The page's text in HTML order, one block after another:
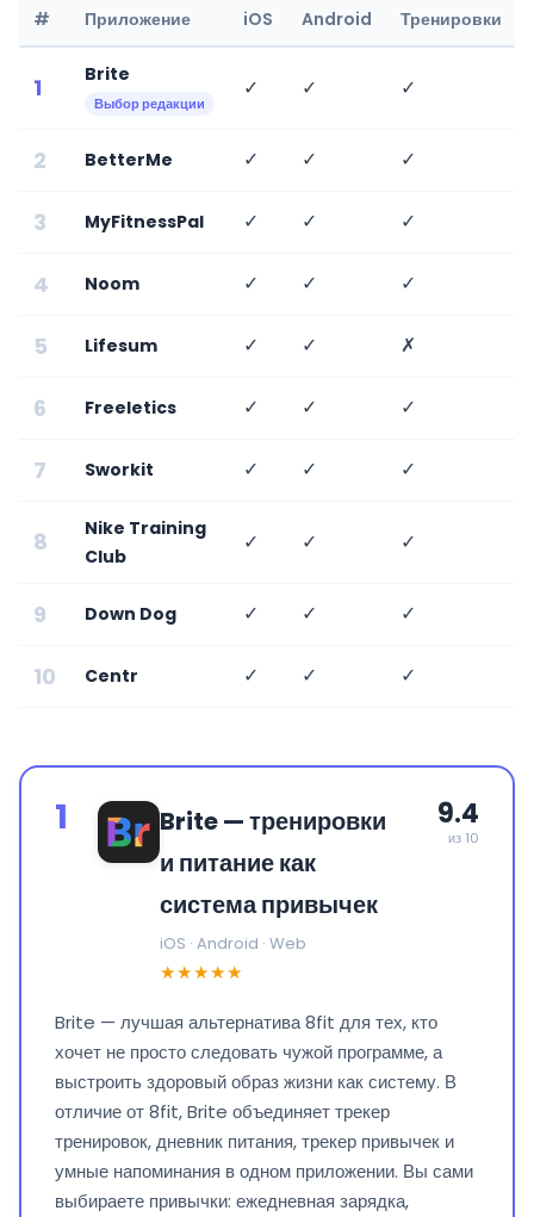
# Приложение iOS Android Тренировки
1 Brite
Выбор редакции
✓ ✓ ✓
2 BetterMe ✓ ✓ ✓
3 MyFitnessPal ✓ ✓ ✓
4 Noom ✓ ✓ ✓
5 Lifesum ✓ ✓ ✗
6 Freeletics ✓ ✓ ✓
7 Sworkit ✓ ✓ ✓
8
Nike Training
Club
✓ ✓ ✓
9 Down Dog ✓ ✓ ✓
10 Centr ✓ ✓ ✓
1
Brite — тренировки
и питание как
система привычек
iOS · Android · Web
★★★★★
9.4
из 10
Brite — лучшая альтернатива 8fit для тех, кто
хочет не просто следовать чужой программе, а
выстроить здоровый образ жизни как систему. В
отличие от 8fit, Brite объединяет трекер
тренировок, дневник питания, трекер привычек и
умные напоминания в одном приложении. Вы сами
выбираете привычки: ежедневная зарядка,